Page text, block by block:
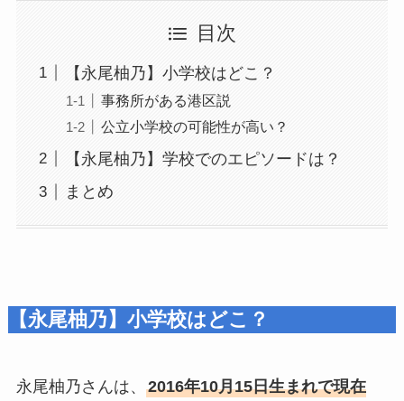
目次
【永尾柚乃】小学校はどこ？
事務所がある港区説
公立小学校の可能性が高い？
【永尾柚乃】学校でのエピソードは？
まとめ
【永尾柚乃】小学校はどこ？
永尾柚乃さんは、 2016年10月15日生まれで現在